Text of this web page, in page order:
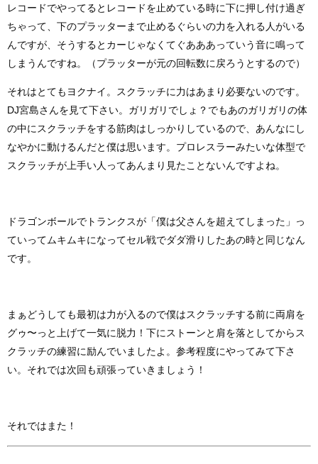
レコードでやってるとレコードを止めている時に下に押し付け過ぎ
ちゃって、下のプラッターまで止めるぐらいの力を入れる人がいる
んですが、そうするとカーじゃなくてぐあああっていう音に鳴って
しまうんですね。（プラッターが元の回転数に戻ろうとするので）
それはとてもヨクナイ。スクラッチに力はあまり必要ないのです。
DJ宮島さんを見て下さい。ガリガリでしょ？でもあのガリガリの体
の中にスクラッチをする筋肉はしっかりしているので、あんなにし
なやかに動けるんだと僕は思います。プロレスラーみたいな体型で
スクラッチが上手い人ってあんまり見たことないんですよね。
ドラゴンボールでトランクスが「僕は父さんを超えてしまった」っ
ていってムキムキになってセル戦でダダ滑りしたあの時と同じなん
です。
まぁどうしても最初は力が入るので僕はスクラッチする前に両肩を
グゥ〜っと上げて一気に脱力！下にストーンと肩を落としてからス
クラッチの練習に励んでいましたよ。参考程度にやってみて下さ
い。それでは次回も頑張っていきましょう！
それではまた！